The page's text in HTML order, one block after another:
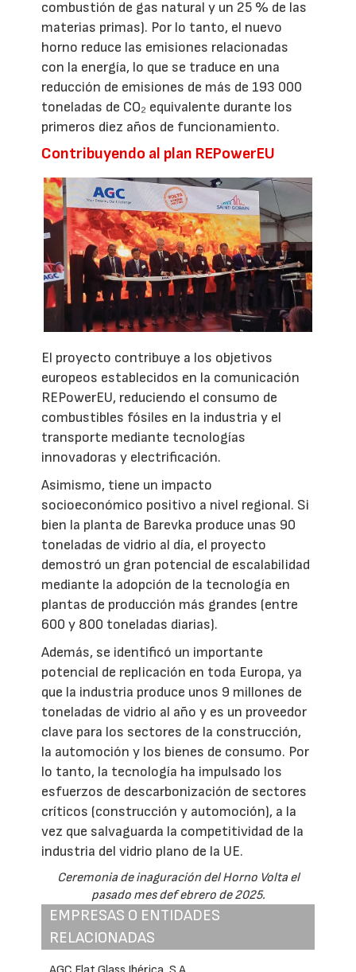
combustión de gas natural y un 25 % de las
materias primas). Por lo tanto, el nuevo
horno reduce las emisiones relacionadas
con la energía, lo que se traduce en una
reducción de emisiones de más de 193 000
toneladas de CO₂ equivalente durante los
primeros diez años de funcionamiento.
Contribuyendo al plan REPowerEU
El proyecto contribuye a los objetivos
europeos establecidos en la comunicación
REPowerEU, reduciendo el consumo de
combustibles fósiles en la industria y el
transporte mediante tecnologías
innovadoras y electrificación.
Asimismo, tiene un impacto
socioeconómico positivo a nivel regional. Si
bien la planta de Barevka produce unas 90
toneladas de vidrio al día, el proyecto
demostró un gran potencial de escalabilidad
mediante la adopción de la tecnología en
plantas de producción más grandes (entre
600 y 800 toneladas diarias).
Además, se identificó un importante
potencial de replicación en toda Europa, ya
que la industria produce unos 9 millones de
toneladas de vidrio al año y es un proveedor
clave para los sectores de la construcción,
la automoción y los bienes de consumo. Por
lo tanto, la tecnología ha impulsado los
esfuerzos de descarbonización de sectores
críticos (construcción y automoción), a la
vez que salvaguarda la competitividad de la
industria del vidrio plano de la UE.
Ceremonia de inaguración del Horno Volta el
pasado mes def ebrero de 2025.
EMPRESAS O ENTIDADES
RELACIONADAS